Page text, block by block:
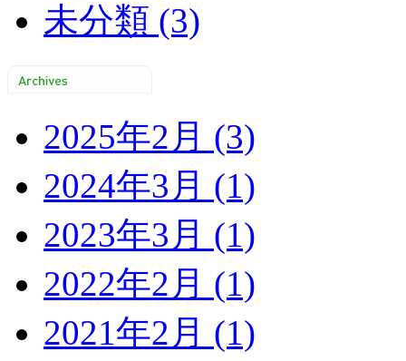
未分類 (3)
2025年2月 (3)
2024年3月 (1)
2023年3月 (1)
2022年2月 (1)
2021年2月 (1)